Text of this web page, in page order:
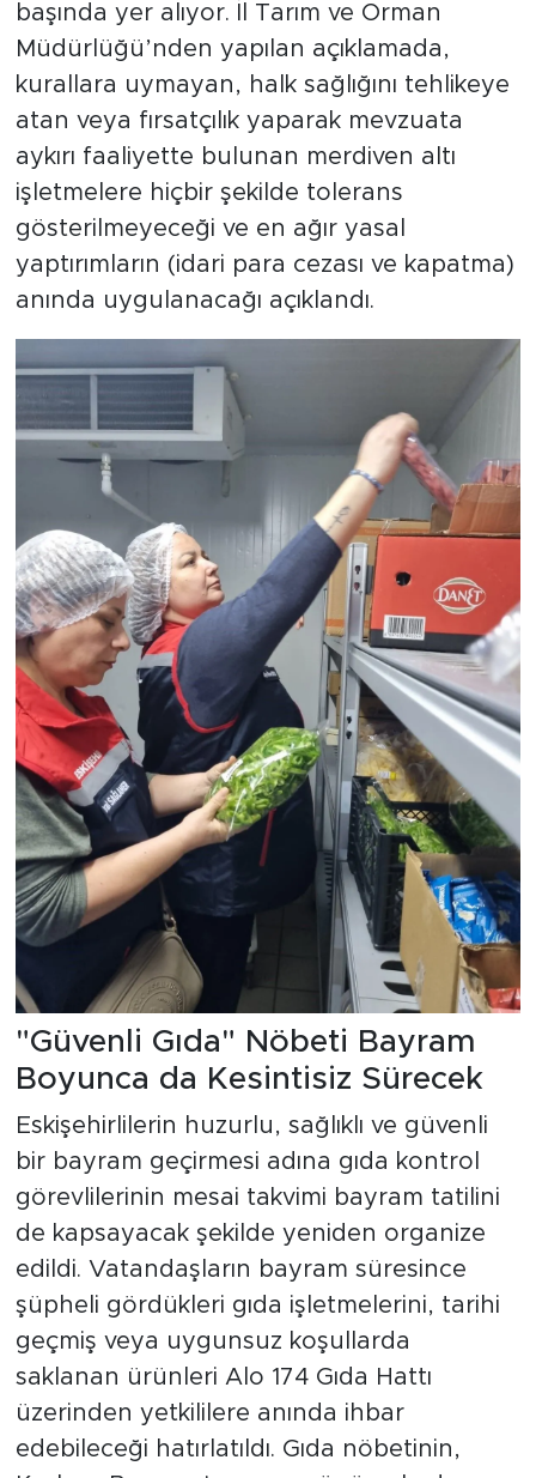
başında yer alıyor. İl Tarım ve Orman
Müdürlüğü’nden yapılan açıklamada,
kurallara uymayan, halk sağlığını tehlikeye
atan veya fırsatçılık yaparak mevzuata
aykırı faaliyette bulunan merdiven altı
işletmelere hiçbir şekilde tolerans
gösterilmeyeceği ve en ağır yasal
yaptırımların (idari para cezası ve kapatma)
anında uygulanacağı açıklandı.
"Güvenli Gıda" Nöbeti Bayram
Boyunca da Kesintisiz Sürecek
Eskişehirlilerin huzurlu, sağlıklı ve güvenli
bir bayram geçirmesi adına gıda kontrol
görevlilerinin mesai takvimi bayram tatilini
de kapsayacak şekilde yeniden organize
edildi. Vatandaşların bayram süresince
şüpheli gördükleri gıda işletmelerini, tarihi
geçmiş veya uygunsuz koşullarda
saklanan ürünleri Alo 174 Gıda Hattı
üzerinden yetkililere anında ihbar
edebileceği hatırlatıldı. Gıda nöbetinin,